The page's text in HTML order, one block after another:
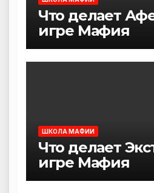
Что делает
игре Мафия
ШКОЛА МАФИИ
Что делает
игре Мафия